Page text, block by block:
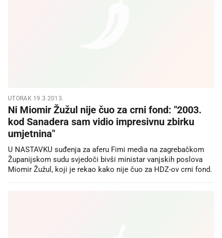
UTORAK 19.3.2013.
Ni Miomir Žužul nije čuo za crni fond: "2003.
kod Sanadera sam vidio impresivnu zbirku
umjetnina"
U NASTAVKU suđenja za aferu Fimi media na zagrebačkom
Županijskom sudu svjedoči bivši ministar vanjskih poslova
Miomir Žužul, koji je rekao kako nije čuo za HDZ-ov crni fond.